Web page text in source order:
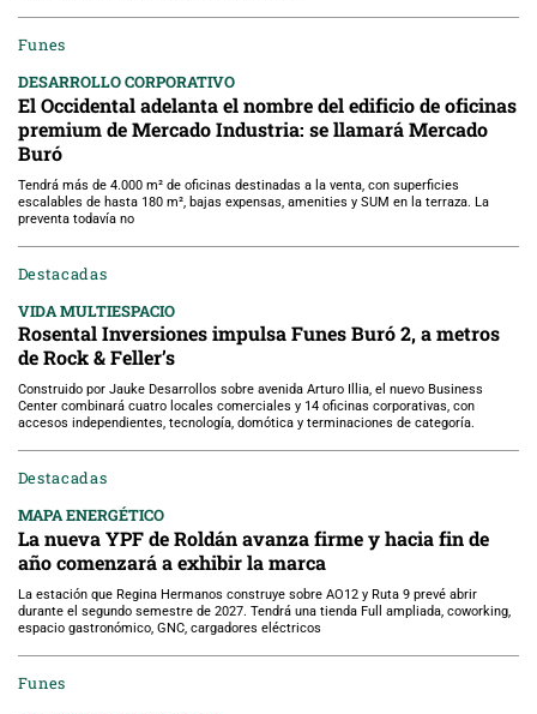
Funes
DESARROLLO CORPORATIVO
El Occidental adelanta el nombre del edificio de oficinas
premium de Mercado Industria: se llamará Mercado
Buró
Tendrá más de 4.000 m² de oficinas destinadas a la venta, con superficies
escalables de hasta 180 m², bajas expensas, amenities y SUM en la terraza. La
preventa todavía no
Destacadas
VIDA MULTIESPACIO
Rosental Inversiones impulsa Funes Buró 2, a metros
de Rock & Feller’s
Construido por Jauke Desarrollos sobre avenida Arturo Illia, el nuevo Business
Center combinará cuatro locales comerciales y 14 oficinas corporativas, con
accesos independientes, tecnología, domótica y terminaciones de categoría.
Destacadas
MAPA ENERGÉTICO
La nueva YPF de Roldán avanza firme y hacia fin de
año comenzará a exhibir la marca
La estación que Regina Hermanos construye sobre AO12 y Ruta 9 prevé abrir
durante el segundo semestre de 2027. Tendrá una tienda Full ampliada, coworking,
espacio gastronómico, GNC, cargadores eléctricos
Funes